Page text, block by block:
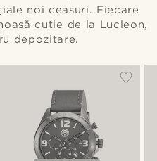
noi ceasuri. Fiecare
cutie de la Lucleon,
depozitare.